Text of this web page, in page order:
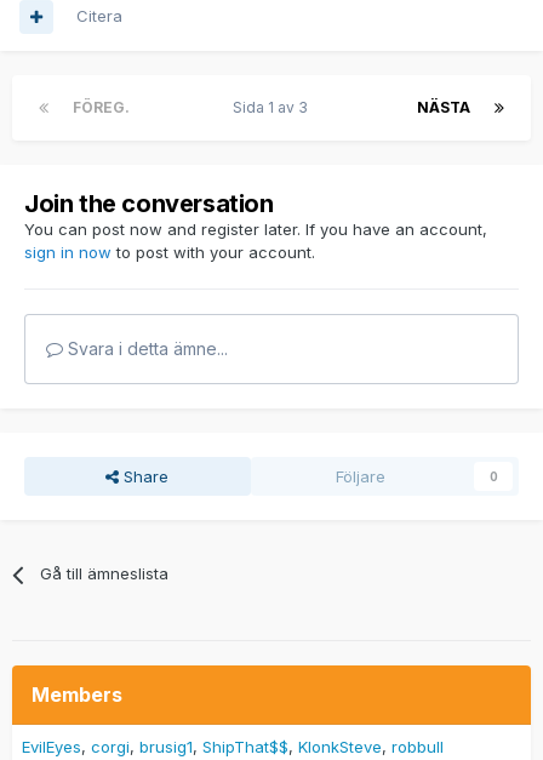
Citera
FÖREG. NÄSTA
Sida 1 av 3
Join the conversation
You can post now and register later. If you have an account,
sign in now to post with your account.
Svara i detta ämne...
Share Följare 0
Gå till ämneslista
Members
EvilEyes corgi brusig1 ShipThat$$ KlonkSteve robbull